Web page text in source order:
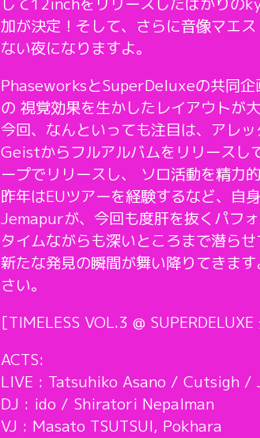
加が決定！そして、さらに音像マエ
ない夜になりますよ。
PhaseworksとSuperDeluxeの共同企
の 視覚効果を生かしたレイアウトが
今回、なんといっても注目は、アレ
Geistからフルアルバムをリリースし
ープでリリースし、 ソロ活動を精力
昨年はEUツアーを経験するなど、自
Jemapurが、今回も度肝を抜くパフ
タイムながらも深いところまで潜らせ
新たな発見の瞬間が舞い降りてきま
さい。
[TIMELESS VOL.3 @
ACTS:
LIVE : Tatsuhiko Asano / Cutsigh
DJ : ido / Shiratori Nepalman
VJ : Masato TSUTSUI, Pokhara